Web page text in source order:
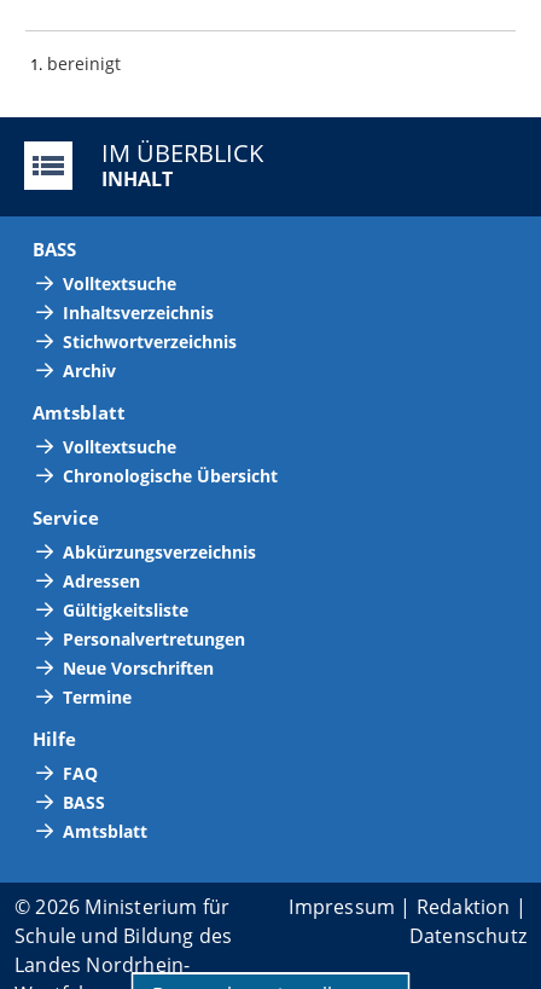
1 bereinigt
IM ÜBERBLICK
INHALT
BASS
Volltextsuche
Inhaltsverzeichnis
Stichwortverzeichnis
Archiv
Amtsblatt
Volltextsuche
Chronologische Übersicht
Service
Abkürzungsverzeichnis
Adressen
Gültigkeitsliste
Personalvertretungen
Neue Vorschriften
Termine
Hilfe
FAQ
BASS
Amtsblatt
© 2026 Ministerium für
Schule und Bildung des
Landes Nordrhein-
Impressum | Redaktion |
Datenschutz